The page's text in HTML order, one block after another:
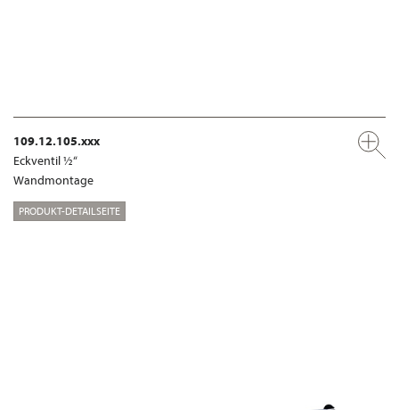
109.12.105.xxx
Eckventil ½“
Wandmontage
PRODUKT-DETAILSEITE